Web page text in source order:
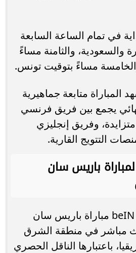
في تمام الساعة السابعة
والسعودية، والثامنة مساءً
مساءً بتوقيت تونس.
المباراة متابعة جماهيرية
يجمع بين فريق فرنسي
وفريق إنجليزي
التتويج القارية.
باريس سان
تنقل شبكة beIN Sports مباراة باريس سان
مباشر في منطقة الشرق
باعتبارها الناقل الحصري